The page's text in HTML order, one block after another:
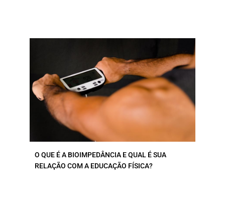
O QUE É A BIOIMPEDÂNCIA E QUAL É SUA
RELAÇÃO COM A EDUCAÇÃO FÍSICA?